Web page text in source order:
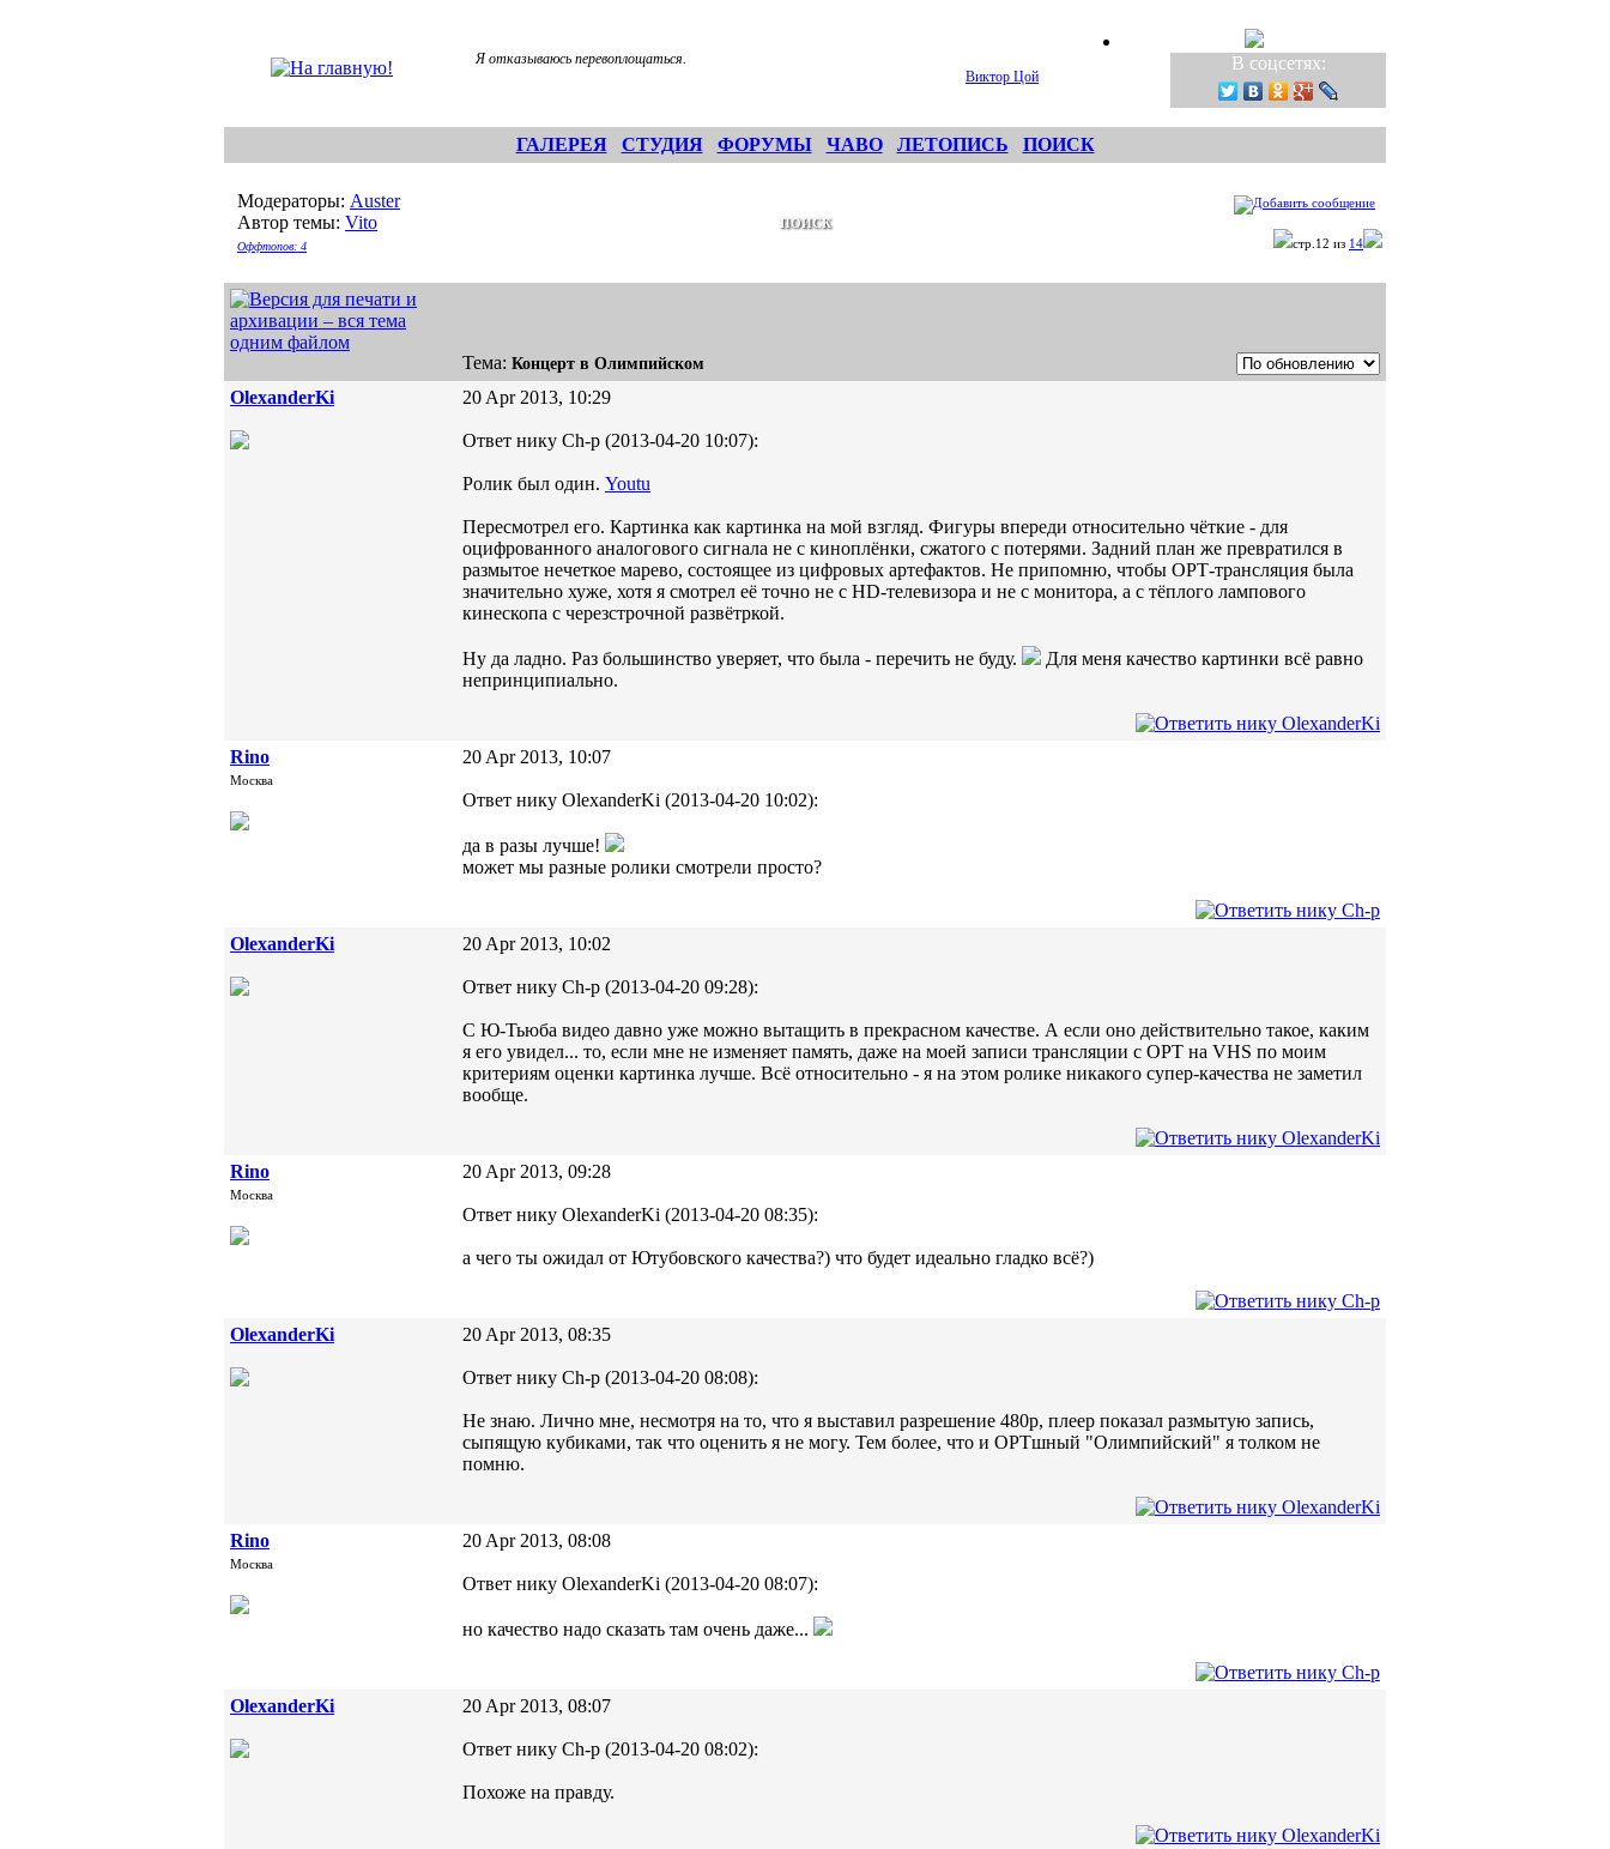
Я отказываюсь перевоплощаться.
Виктор Цой
В соцсетях:
ГАЛЕРЕЯ СТУДИЯ ФОРУМЫ ЧАВО ЛЕТОПИСЬ ПОИСК
Модераторы: Auster
Автор темы: Vito
Оффтопов: 4
ПОИСК
стр.12 из 14
Тема: Концерт в Олимпийском
OlexanderKi 20 Apr 2013, 10:29
Ответ нику Ch-p (2013-04-20 10:07):
Ролик был один. Youtu
Пересмотрел его. Картинка как картинка на мой взгляд. Фигуры впереди относительно чёткие - для
оцифрованного аналогового сигнала не с киноплёнки, сжатого с потерями. Задний план же превратился в
размытое нечеткое марево, состоящее из цифровых артефактов. Не припомню, чтобы ОРТ-трансляция была
значительно хуже, хотя я смотрел её точно не с HD-телевизора и не с монитора, а с тёплого лампового
кинескопа с черезстрочной развётркой.
Ну да ладно. Раз большинство уверяет, что была - перечить не буду.
Для меня качество картинки всё равно
непринципиально.
Rino
Москва
20 Apr 2013, 10:07
Ответ нику OlexanderKi (2013-04-20 10:02):
да в разы лучше!
может мы разные ролики смотрели просто?
OlexanderKi 20 Apr 2013, 10:02
Ответ нику Ch-p (2013-04-20 09:28):
С Ю-Тьюба видео давно уже можно вытащить в прекрасном качестве. А если оно действительно такое, каким
я его увидел... то, если мне не изменяет память, даже на моей записи трансляции с ОРТ на VHS по моим
критериям оценки картинка лучше. Всё относительно - я на этом ролике никакого супер-качества не заметил
вообще.
Rino
Москва
20 Apr 2013, 09:28
Ответ нику OlexanderKi (2013-04-20 08:35):
а чего ты ожидал от Ютубовского качества?) что будет идеально гладко всё?)
OlexanderKi 20 Apr 2013, 08:35
Ответ нику Ch-p (2013-04-20 08:08):
Не знаю. Лично мне, несмотря на то, что я выставил разрешение 480p, плеер показал размытую запись,
сыпящую кубиками, так что оценить я не могу. Тем более, что и ОРТшный "Олимпийский" я толком не
помню.
Rino
Москва
20 Apr 2013, 08:08
Ответ нику OlexanderKi (2013-04-20 08:07):
но качество надо сказать там очень даже...
OlexanderKi 20 Apr 2013, 08:07
Ответ нику Ch-p (2013-04-20 08:02):
Похоже на правду.